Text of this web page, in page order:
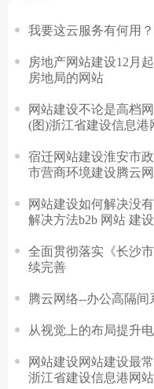
我要这云服务有何用
房地产网站建设12月
房地局的网站
网站建设不论是高档
(图)浙江省建设信息港
宿迁网站建设淮安市
市营商环境建设腾云
网站建设如何解决没
解决方法b2b 网站 建设
全面贯彻落实《长沙
续完善
腾云网络--办公高隔间
从视觉上的布局提升
网站建设网站建设最
浙江省建设信息港网站